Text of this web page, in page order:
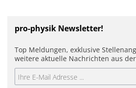
pro-physik Newsletter!
Top Meldungen, exklusive
weitere aktuelle Nachrichten aus